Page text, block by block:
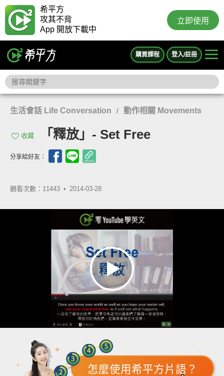
希平方
攻其不背
App 開放下載中
立即使用
購買課程 登入/註冊
生活會話 Life Conversation / 動作相關 Movements
收藏 「釋放」- Set Free
分享給好友：
觀看次數：11443 • 2014-03-28
怎麼使用希平方片語？